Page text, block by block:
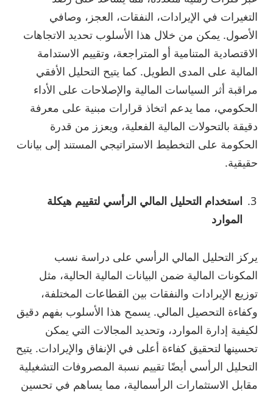
التغيرات في الإيرادات، النفقات، العجز، وصافي
الأصول. يمكن من خلال هذا الأسلوب تحديد الاتجاهات
الاقتصادية المتنامية أو المتراجعة، وتقييم الاستدامة
المالية على المدى الطويل. كما يتيح التحليل الأفقي
مراقبة أثر السياسات المالية والإصلاحات على الأداء
الحكومي، مما يدعم اتخاذ قرارات مبنية على معرفة
دقيقة بالتحولات المالية الفعلية، ويعزز من قدرة
الحكومة على التخطيط الاستراتيجي المستند إلى بيانات
حقيقية.
استخدام التحليل المالي الرأسي لتقييم هيكلة
الموارد
يركز التحليل المالي الرأسي على دراسة نسب
المكونات المالية ضمن البيانات المالية الحالية، مثل
توزيع الإيرادات والنفقات بين القطاعات المختلفة،
وكفاءة التحصيل المالي. يسمح هذا الأسلوب بفهم دقيق
لكيفية إدارة الموارد، وتحديد المجالات التي يمكن
تحسينها لتحقيق كفاءة أعلى في الإنفاق والإيرادات. يتيح
التحليل الرأسي أيضًا تقييم نسبة المصروفات التشغيلية
مقابل الاستثمارات الرأسمالية، مما يساهم في تحسين